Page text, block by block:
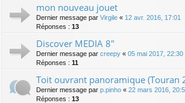
mon nouveau jouet
Dernier message par Virgile « 12 avr. 2016, 17:01
Réponses : 13
Discover MEDIA 8"
Dernier message par creepy « 05 mai 2017, 22:30
Réponses : 11
Toit ouvrant panoramique (Touran
Dernier message par p.pinho « 22 mars 2016,
Réponses : 13